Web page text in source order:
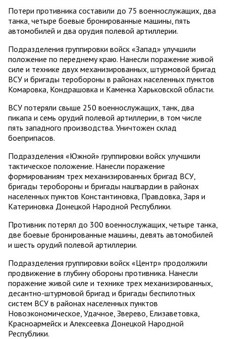
Потери противника составили до 75 военнослужащих, два
танка, четыре боевые бронированные машины, пять
автомобилей и два орудия полевой артиллерии.
Подразделения группировки войск «Запад» улучшили
положение по переднему краю. Нанесли поражение живой
силе и технике двух механизированных, штурмовой бригад
ВСУ и бригады теробороны в районах населенных пунктов
Комаровка, Кондрашовка и Каменка Харьковской области.
ВСУ потеряли свыше 250 военнослужащих, танк, два
пикапа и семь орудий полевой артиллерии, в том числе
пять западного производства. Уничтожен склад
боеприпасов.
Подразделения «Южной» группировки войск улучшили
тактическое положение. Нанесли поражение
формированиям трех механизированных бригад ВСУ,
бригады теробороны и бригады нацгвардии в районах
населенных пунктов Константиновка, Правдовка, Заря и
Катериновка Донецкой Народной Республики.
Противник потерял до 300 военнослужащих, четыре танка,
две боевые бронированные машины, девять автомобилей
и шесть орудий полевой артиллерии.
Подразделения группировки войск «Центр» продолжили
продвижение в глубину обороны противника. Нанесли
поражение живой силе и технике трех механизированных,
десантно-штурмовой бригад и бригады беспилотных
систем ВСУ в районах населенных пунктов
Новоэкономическое, Удачное, Зверево, Елизаветовка,
Красноармейск и Алексеевка Донецкой Народной
Республики.